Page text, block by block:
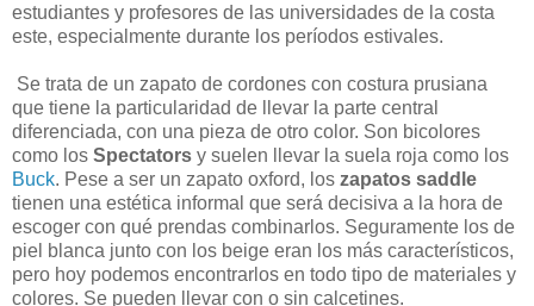
estudiantes y profesores de las universidades de la costa
este, especialmente durante los períodos estivales.
Se trata de un zapato de cordones con costura prusiana
que tiene la particularidad de llevar la parte central
diferenciada, con una pieza de otro color. Son bicolores
como los Spectators y suelen llevar la suela roja como los
Buck. Pese a ser un zapato oxford, los zapatos saddle
tienen una estética informal que será decisiva a la hora de
escoger con qué prendas combinarlos. Seguramente los de
piel blanca junto con los beige eran los más característicos,
pero hoy podemos encontrarlos en todo tipo de materiales y
colores. Se pueden llevar con o sin calcetines.